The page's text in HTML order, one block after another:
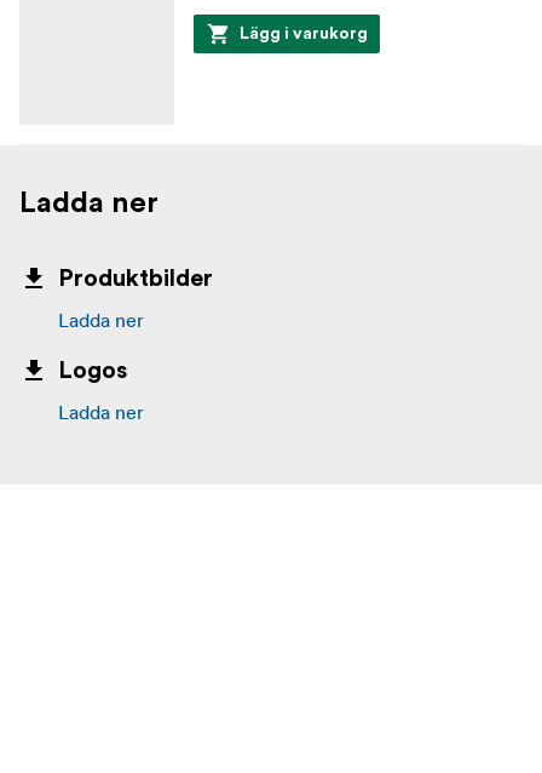
Lägg i varukorg
Ladda ner
Produktbilder
Ladda ner
Logos
Ladda ner